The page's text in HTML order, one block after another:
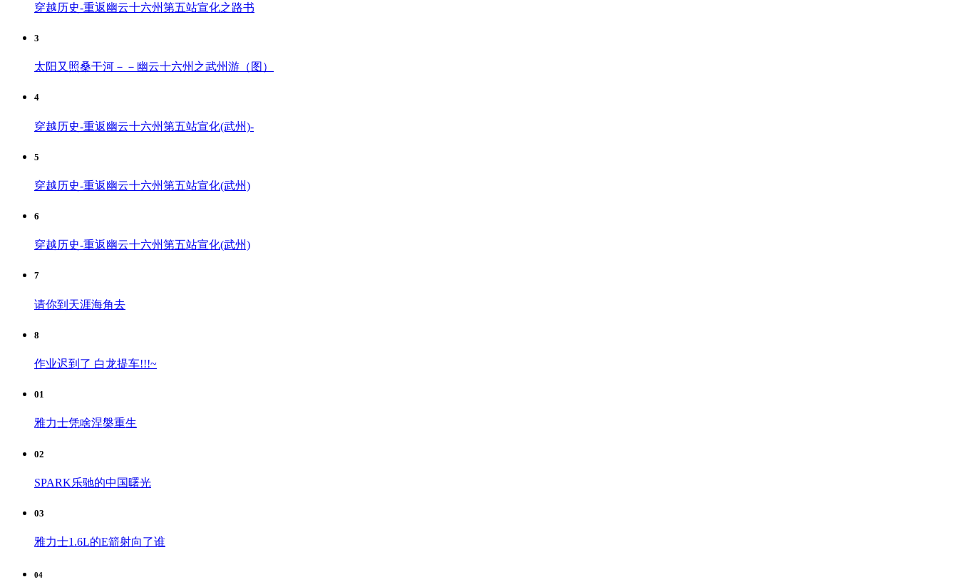
穿越历史-重返幽云十六州第五站宣化之路书
3
太阳又照桑干河－－幽云十六州之武州游（图）
4
穿越历史-重返幽云十六州第五站宣化(武州)-
5
穿越历史-重返幽云十六州第五站宣化(武州)
6
穿越历史-重返幽云十六州第五站宣化(武州)
7
请你到天涯海角去
8
作业迟到了 白龙提车!!!~
01
雅力士凭啥涅槃重生
02
SPARK乐驰的中国曙光
03
雅力士1.6L的E箭射向了谁
04